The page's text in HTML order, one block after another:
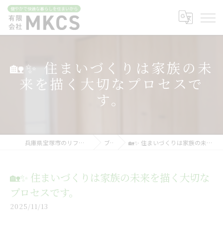
🏡✨ 住まいづくりは家族の未
来を描く大切なプロセスで
す。
兵庫県宝塚市のリフォームなら有限会社MKCS ブログ 🏡✨ 住まいづくりは家族の未来を描く大切なプロセスです。
🏡✨ 住まいづくりは家族の未来を描く大切な
プロセスです。
2025/11/13